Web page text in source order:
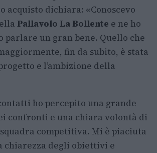
acquisto dichiara: «Conoscevo
Pallavolo La Bollente e ne ho
parlare un gran bene. Quello che
fin da subito, è stata
e l’ambizione della
ho percepito una grande
confronti e una chiara volontà di
competitiva. Mi è piaciuta
chiarezza degli obiettivi e